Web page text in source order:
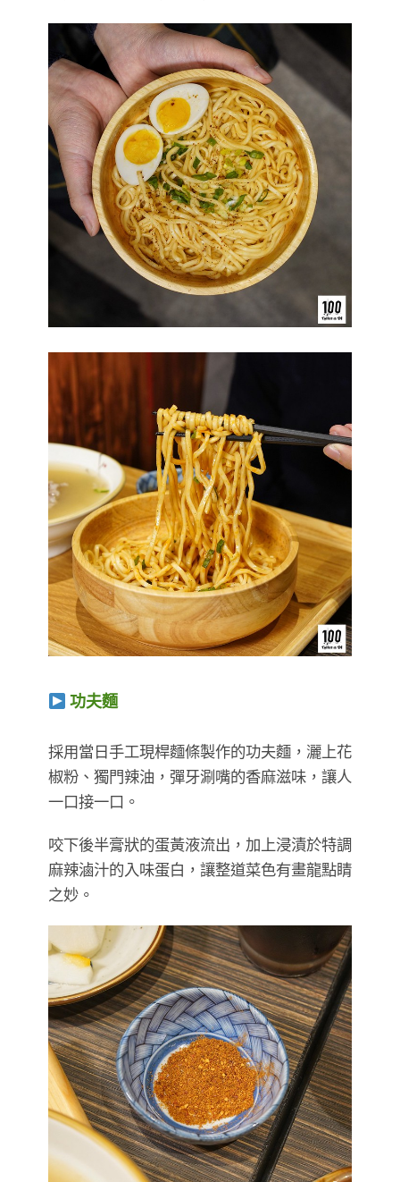
功夫麵
​​​​​​​採用當日手工現桿麵條製作的功夫麵，灑上花
椒粉、獨門辣油，彈牙涮嘴的香麻滋味，讓人
一口接一口。
咬下後半膏狀的蛋黃液流出，加上浸漬於特調
麻辣滷汁的入味蛋白，讓整道菜色有畫龍點睛
之妙。